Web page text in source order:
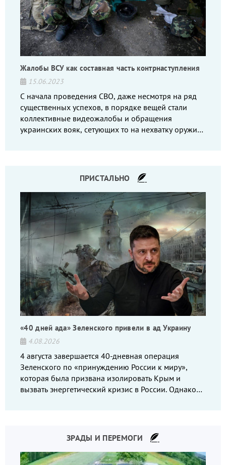
Жалобы ВСУ как составная часть контрнаступления
15.06.2023
С начала проведения СВО, даже несмотря на ряд
существенных успехов, в порядке вещей стали
коллективные видеожалобы и обращения
украинских вояк, сетующих то на нехватку оружия,
ПРИСТАЛЬНО
«40 дней ада» Зеленского привели в ад Украину
4.08.2026
4 августа завершается 40-дневная операция
Зеленского по «принуждению России к миру»,
которая была призвана изолировать Крым и
вызвать энергетический кризис в России. Однако
ЗРАДЫ И ПЕРЕМОГИ